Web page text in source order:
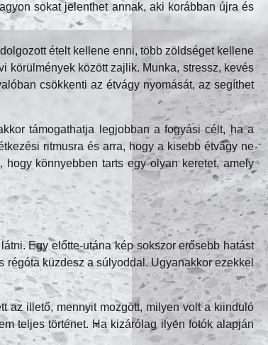
sokat jelenthet annak, aki korábban újra és
ételt kellene enni, több zöldséget kellene
körülmények között zajlik. Munka, stressz, kevés
csökkenti az étvágy nyomását, az segíthet
támogathatja legjobban a fogyási célt, ha a
ritmusra és arra, hogy a kisebb étvágy ne
könnyebben tarts egy olyan keretet, amely
Egy előtte-utána kép sokszor erősebb hatást
küzdesz a súlyoddal. Ugyanakkor ezekkel
az illető, mennyit mozgott, milyen volt a kiinduló
teljes történet. Ha kizárólag ilyen fotók alapján